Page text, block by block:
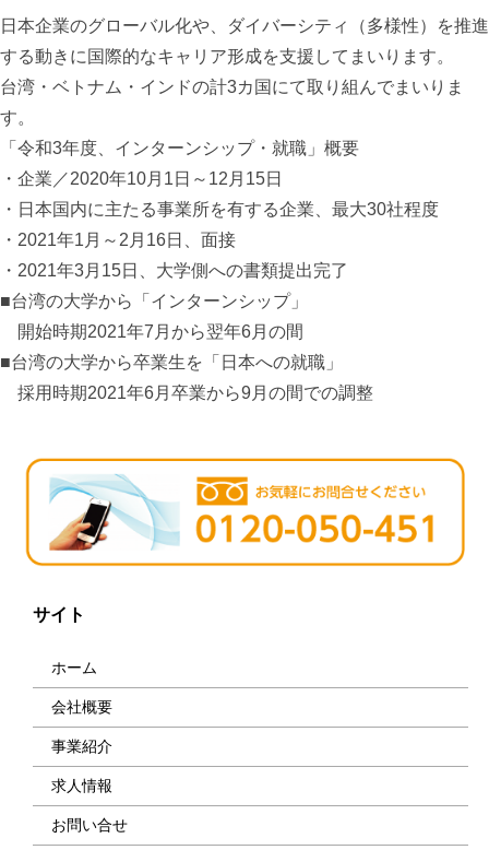
日本企業のグローバル化や、ダイバーシティ（多様性）を推進
する動きに国際的なキャリア形成を支援してまいります。
台湾・ベトナム・インドの計3カ国にて取り組んでまいりま
す。
「令和3年度、インターンシップ・就職」概要
・企業／2020年10月1日～12月15日
・日本国内に主たる事業所を有する企業、最大30社程度
・2021年1月～2月16日、面接
・2021年3月15日、大学側への書類提出完了
■台湾の大学から「インターンシップ」
開始時期2021年7月から翌年6月の間
■台湾の大学から卒業生を「日本への就職」
採用時期2021年6月卒業から9月の間での調整
サイト
ホーム
会社概要
事業紹介
求人情報
お問い合せ